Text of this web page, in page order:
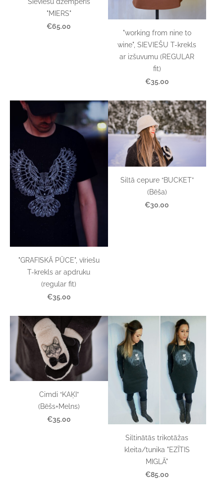
"MIERS"
€65.00
"working from nine to
wine", SIEVIEŠU T-krekls
ar izšuvumu (REGULAR
fit)
€35.00
"GRAFISKĀ PŪCE", vīriešu
T-krekls ar apdruku
(regular fit)
€35.00
Siltā cepure “BUCKET”
(Bēša)
€30.00
Cimdi “KAĶI”
(Bēšs+Melns)
€35.00
Siltinātās trikotāžas
kleita/tunika "EZĪTIS
MIGLĀ"
€85.00